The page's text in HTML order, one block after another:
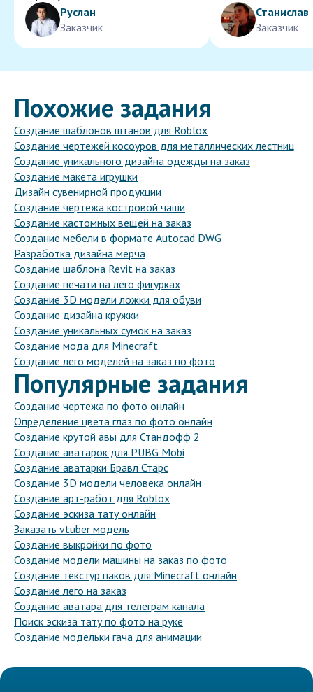
Руслан
Заказчик
Станислав
Заказчик
Похожие задания
Создание шаблонов штанов для Roblox
Создание чертежей косоуров для металлических лестниц
Создание уникального дизайна одежды на заказ
Создание макета игрушки
Дизайн сувенирной продукции
Создание чертежа костровой чаши
Создание кастомных вещей на заказ
Создание мебели в формате Autocad DWG
Разработка дизайна мерча
Создание шаблона Revit на заказ
Создание печати на лего фигурках
Создание 3D модели ложки для обуви
Создание дизайна кружки
Создание уникальных сумок на заказ
Создание мода для Minecraft
Создание лего моделей на заказ по фото
Популярные задания
Создание чертежа по фото онлайн
Определение цвета глаз по фото онлайн
Создание крутой авы для Стандофф 2
Создание аватарок для PUBG Mobi
Создание аватарки Бравл Старс
Создание 3D модели человека онлайн
Создание арт-работ для Roblox
Создание эскиза тату онлайн
Заказать vtuber модель
Создание выкройки по фото
Создание модели машины на заказ по фото
Создание текстур паков для Minecraft онлайн
Создание лего на заказ
Создание аватара для телеграм канала
Поиск эскиза тату по фото на руке
Создание модельки гача для анимации